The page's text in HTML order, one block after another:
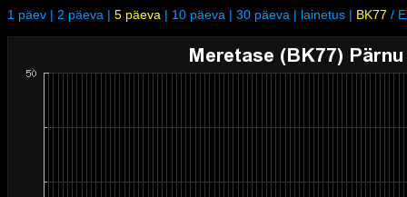
1 päev | 2 päeva | 5 päeva | 10 päeva | 30 päeva | lainetus | BK77 /